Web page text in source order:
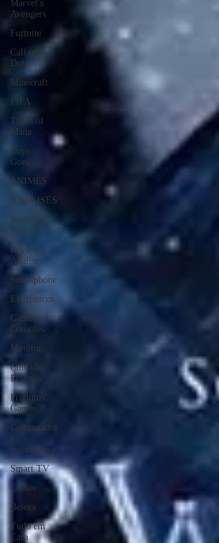
Marvel's
Avengers
Fortnite
Call of
Duty
Minecraft
FIFA
Trials of
Mana
Days
Gone
ANIMES
ANÁLISES
World of
Warcraft
Review e
Análise
Smartphone
Eletrônicos
Games e
Consoles
Monitor
Cuidados
Pessoais
Produtos
Gamer
Computador
e
Informática
Smart TV
Cursos
Beleza
Tudo em
Casa